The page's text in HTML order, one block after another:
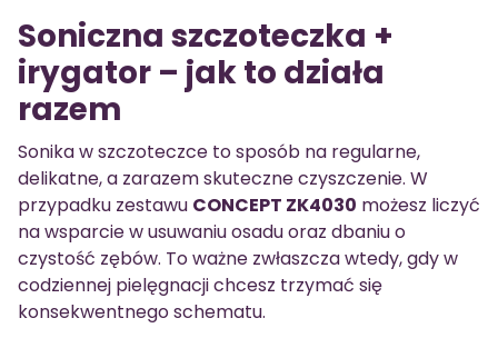
Soniczna szczoteczka +
irygator – jak to działa
razem
Sonika w szczoteczce to sposób na regularne,
delikatne, a zarazem skuteczne czyszczenie. W
przypadku zestawu CONCEPT ZK4030 możesz liczyć
na wsparcie w usuwaniu osadu oraz dbaniu o
czystość zębów. To ważne zwłaszcza wtedy, gdy w
codziennej pielęgnacji chcesz trzymać się
konsekwentnego schematu.